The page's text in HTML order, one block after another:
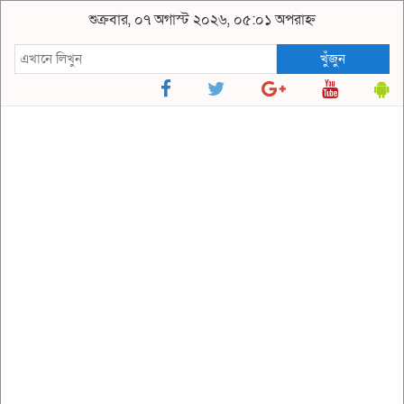
শুক্রবার, ০৭ অগাস্ট ২০২৬, ০৫:০১ অপরাহ্ন
খুঁজুন